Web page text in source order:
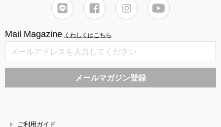
Mail Magazine くわしくはこちら
ご利用ガイド